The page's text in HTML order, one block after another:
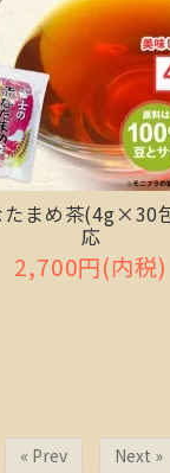
たまめ茶
応
2,700円(内税)
« Prev Next »